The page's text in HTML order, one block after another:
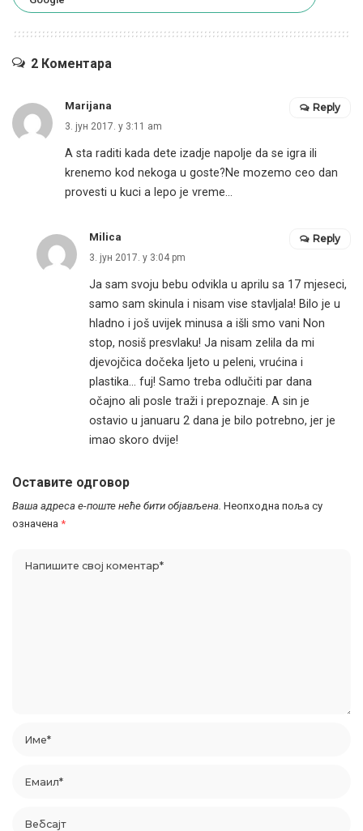
2 Коментара
Marijana
3. јун 2017. у 3:11 am
A sta raditi kada dete izadje napolje da se igra ili
krenemo kod nekoga u goste?Ne mozemo ceo dan
provesti u kuci a lepo je vreme…
Reply
Milica
3. јун 2017. у 3:04 pm
Ja sam svoju bebu odvikla u aprilu sa 17 mjeseci,
samo sam skinula i nisam vise stavljala! Bilo je u
hladno i još uvijek minusa a išli smo vani Non
stop, nosiš presvlaku! Ja nisam zelila da mi
djevojčica dočeka ljeto u peleni, vrućina i
plastika… fuj! Samo treba odlučiti par dana
očajno ali posle traži i prepoznaje. A sin je
ostavio u januaru 2 dana je bilo potrebno, jer je
imao skoro dvije!
Reply
Оставите одговор
Ваша адреса е-поште неће бити објављена. Неопходна поља су
означена *